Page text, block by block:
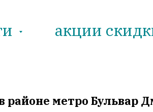
акции
районе метро Бульвар